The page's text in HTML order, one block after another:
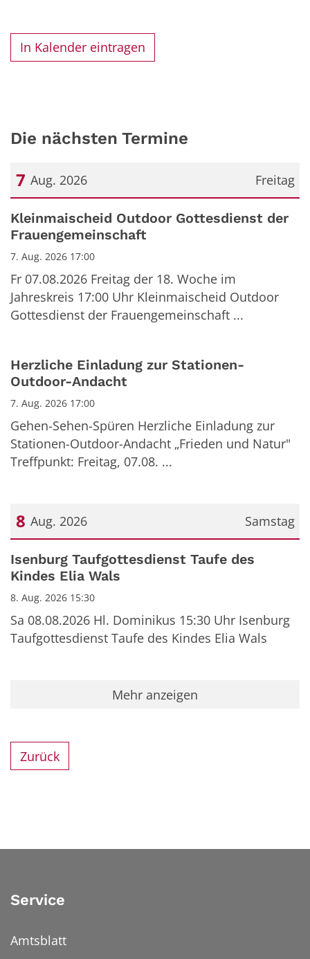
In Kalender eintragen
Die nächsten Termine
Freitag
7 Aug. 2026
Datum: 7. August 2026
Kleinmaischeid Outdoor Gottesdienst der
Frauengemeinschaft
7. Aug. 2026 17:00
Fr 07.08.2026 Freitag der 18. Woche im
Jahreskreis 17:00 Uhr Kleinmaischeid Outdoor
Gottesdienst der Frauengemeinschaft ...
Herzliche Einladung zur Stationen-
Outdoor-Andacht
7. Aug. 2026 17:00
Gehen-Sehen-Spüren Herzliche Einladung zur
Stationen-Outdoor-Andacht „Frieden und Natur"
Treffpunkt: Freitag, 07.08. ...
Samstag
8 Aug. 2026
Datum: 8. August 2026
Isenburg Taufgottesdienst Taufe des
Kindes Elia Wals
8. Aug. 2026 15:30
Sa 08.08.2026 Hl. Dominikus 15:30 Uhr Isenburg
Taufgottesdienst Taufe des Kindes Elia Wals
Mehr anzeigen
Zurück
Service
Amtsblatt